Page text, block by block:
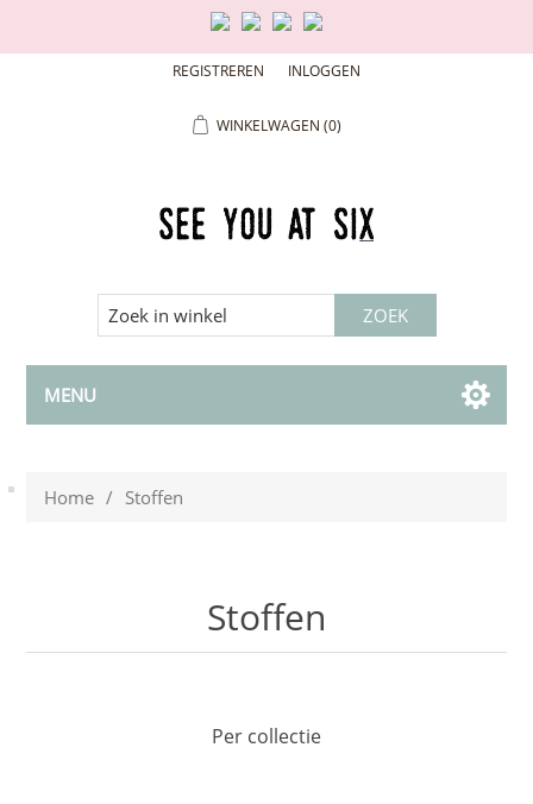
REGISTREREN INLOGGEN
WINKELWAGEN (0)
MENU
Home / Stoffen
Stoffen
Per collectie